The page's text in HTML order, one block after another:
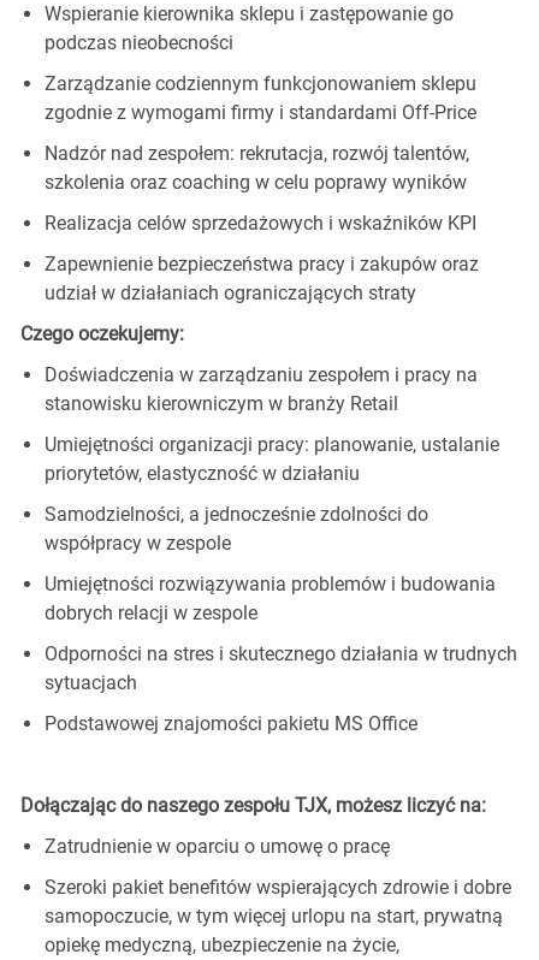
Wspieranie kierownika sklepu i zastępowanie go
podczas nieobecności
Zarządzanie codziennym funkcjonowaniem sklepu
zgodnie z wymogami firmy i standardami Off-Price
Nadzór nad zespołem: rekrutacja, rozwój talentów,
szkolenia oraz coaching w celu poprawy wyników
Realizacja celów sprzedażowych i wskaźników KPI
Zapewnienie bezpieczeństwa pracy i zakupów oraz
udział w działaniach ograniczających straty
Czego oczekujemy:
Doświadczenia w zarządzaniu zespołem i pracy na
stanowisku kierowniczym w branży Retail
Umiejętności organizacji pracy: planowanie, ustalanie
priorytetów, elastyczność w działaniu
Samodzielności, a jednocześnie zdolności do
współpracy w zespole
Umiejętności rozwiązywania problemów i budowania
dobrych relacji w zespole
Odporności na stres i skutecznego działania w trudnych
sytuacjach
Podstawowej znajomości pakietu MS Office
Dołączając do naszego zespołu TJX, możesz liczyć na:
Zatrudnienie w oparciu o umowę o pracę
Szeroki pakiet benefitów wspierających zdrowie i dobre
samopoczucie, w tym więcej urlopu na start, prywatną
opiekę medyczną, ubezpieczenie na życie,